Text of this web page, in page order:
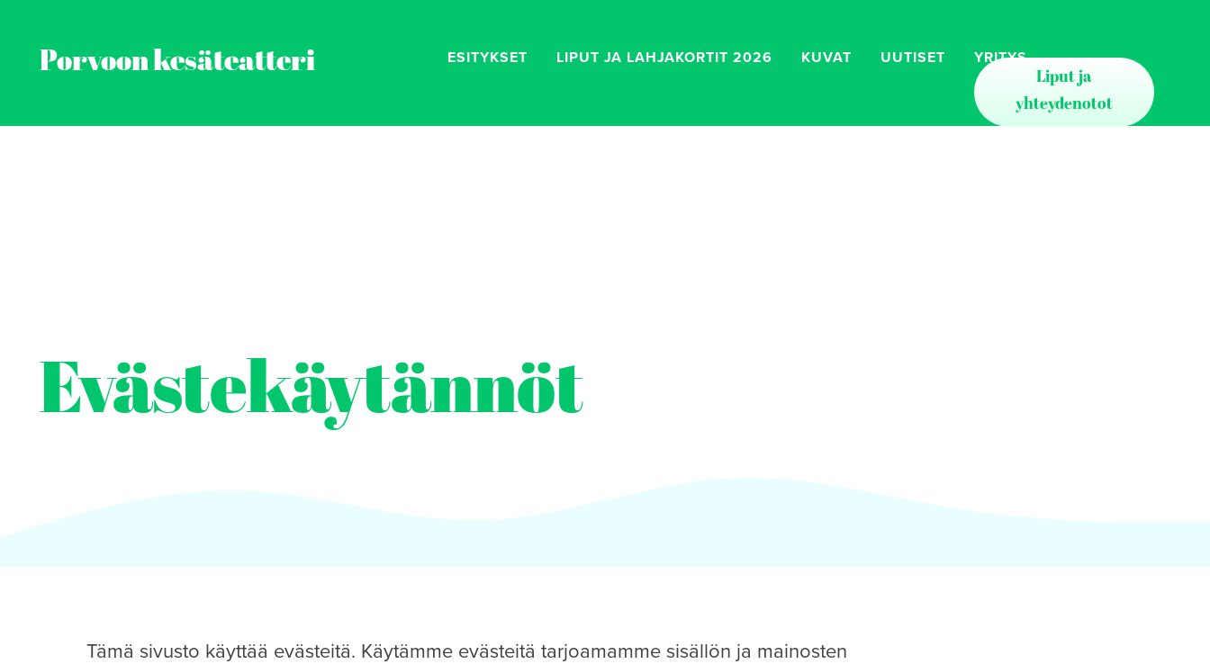
Skip
Porvoon kesäteatteri ESITYKSET LIPUT JA LAHJAKORTIT 2026 KUVAT UUTISET YRITYS
Liput ja
yhteydenotot
Evästekäytännöt
Tämä sivusto käyttää evästeitä. Käytämme evästeitä tarjoamamme sisällön ja mainosten